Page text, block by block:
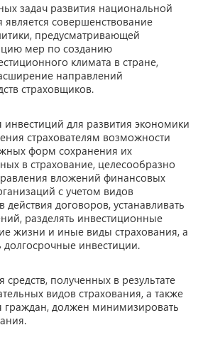
задач развития национальной
является совершенствование
предусматривающей
мер по созданию
климата в стране,
направлений
страховщиков.
для развития экономики
страхователям возможности
форм сохранения их
в страхование, целесообразно
вложений финансовых
с учетом видов
действия договоров, устанавливать
разделять инвестиционные
жизни и иные виды страхования, а
долгосрочные инвестиции.
полученных в результате
видов страхования, а также
граждан, должен минимизировать